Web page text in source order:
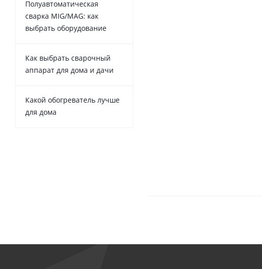
Полуавтоматическая
сварка MIG/MAG: как
выбрать оборудование
Как выбрать сварочный
аппарат для дома и дачи
Какой обогреватель лучше
для дома